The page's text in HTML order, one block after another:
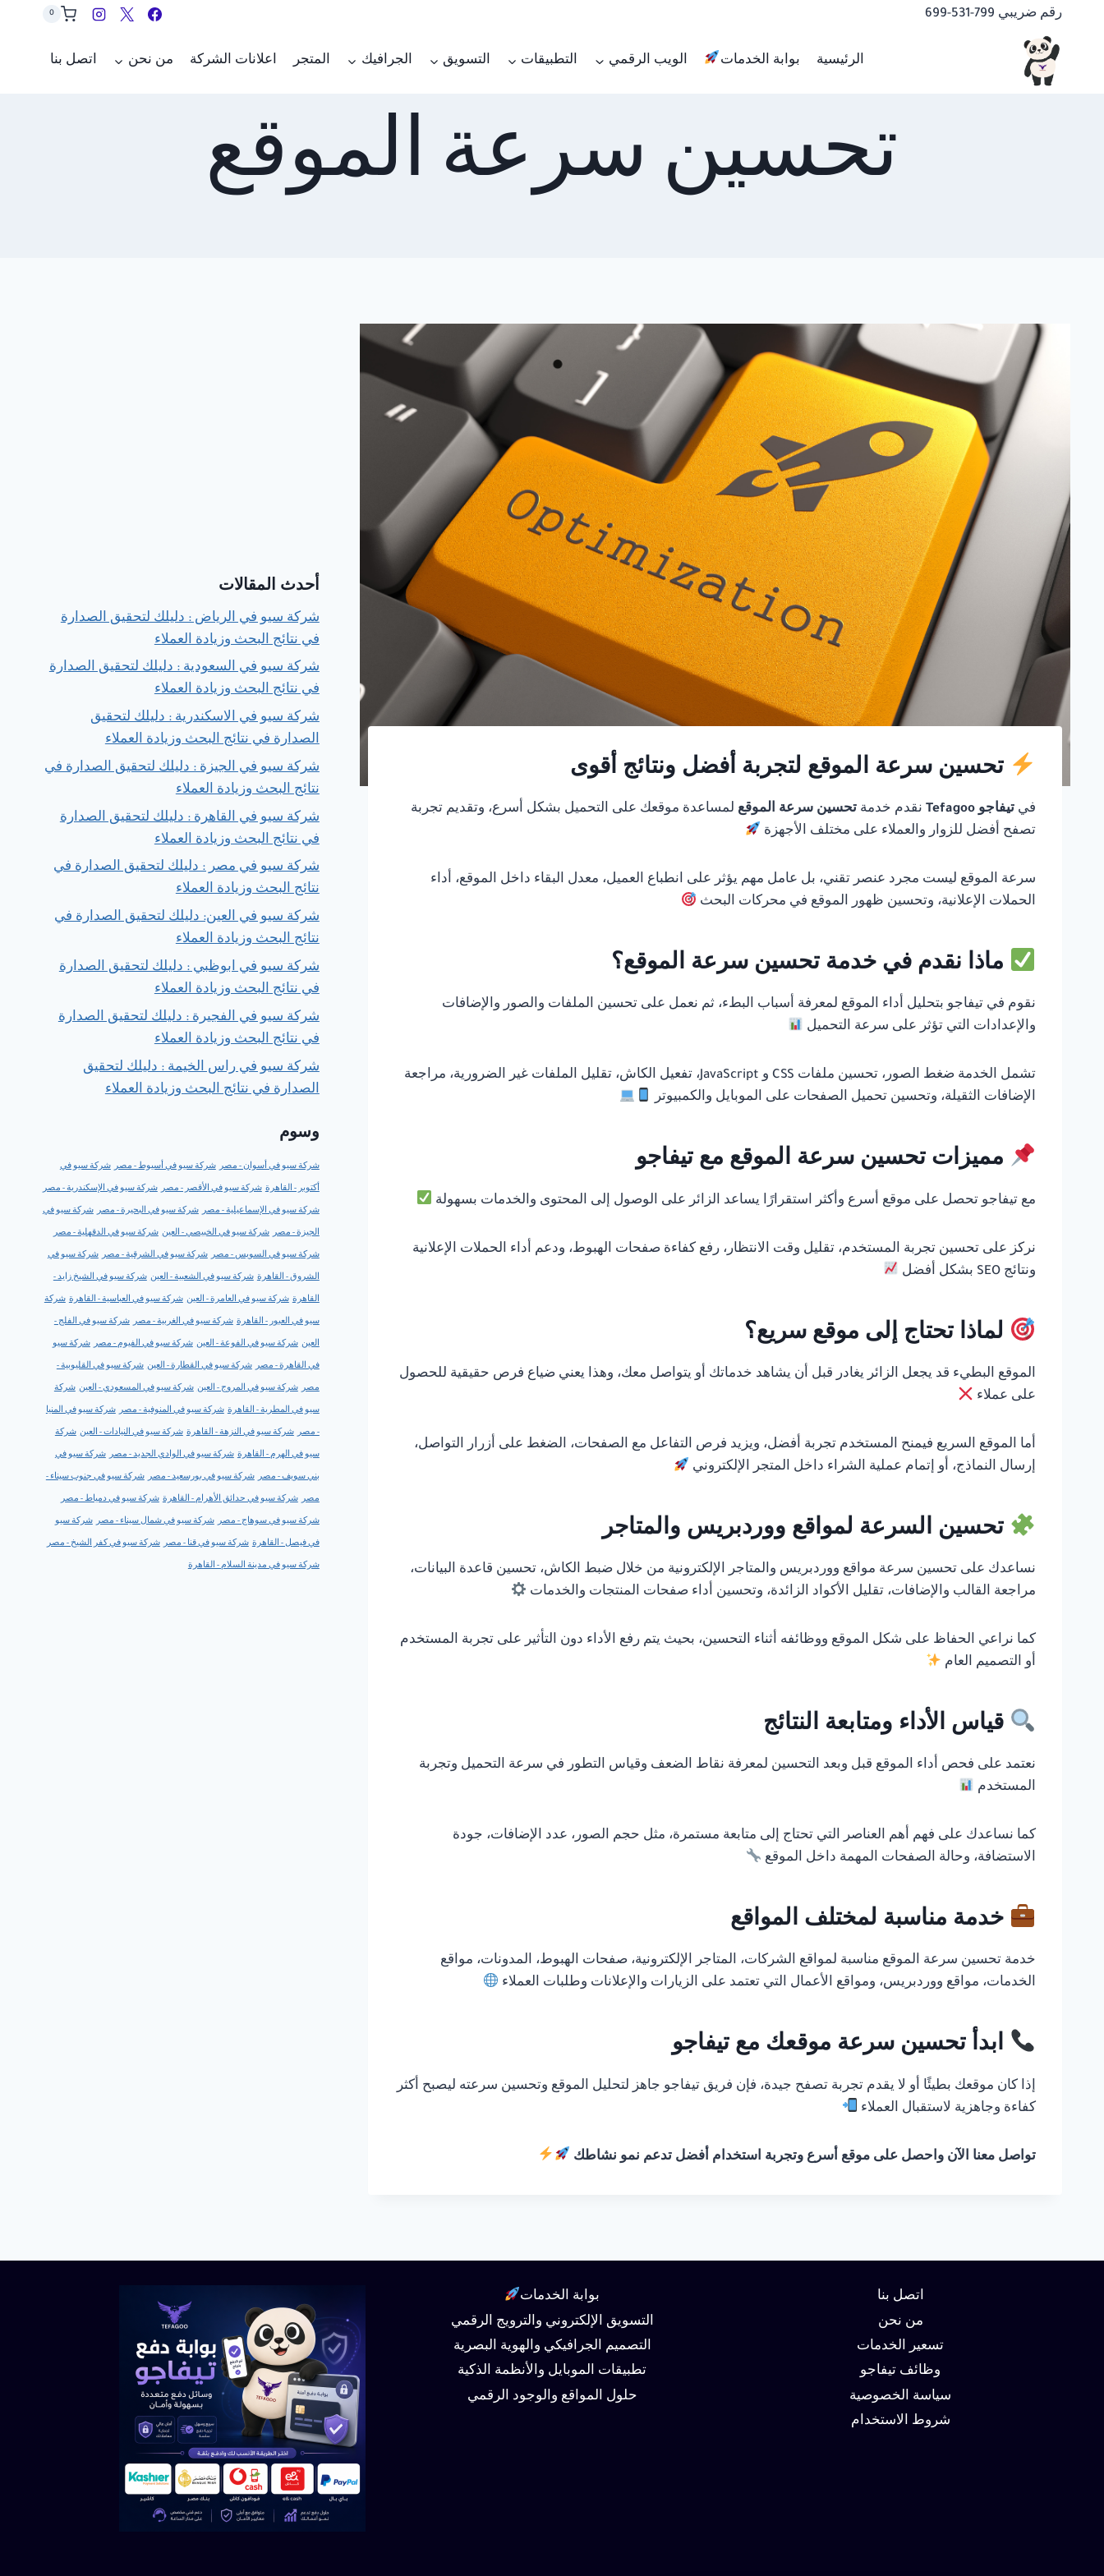
المحتوى
رقم ضريبي 799-531-699 0
الرئيسية بوابة الخدمات الويب الرقمي التطبيقات التسويق الجرافيك المتجر اعلانات الشركة من نحن اتصل بنا
تحسين سرعة الموقع
تحسين سرعة الموقع لتجربة أفضل ونتائج أقوى
فيتيفاجو Tefagoo نقدم خدمةتحسين سرعة الموقع لمساعدة موقعك على التحميل بشكل أسرع، وتقديم تجربة
تصفح أفضل للزوار والعملاء على مختلف الأجهزة
سرعة الموقع ليست مجرد عنصر تقني، بل عامل مهم يؤثر على انطباع العميل، معدل البقاء داخل الموقع، أداء
الحملات الإعلانية، وتحسين ظهور الموقع في محركات البحث
ماذا نقدم في خدمة تحسين سرعة الموقع؟
نقوم في تيفاجو بتحليل أداء الموقع لمعرفة أسباب البطء، ثم نعمل على تحسين الملفات والصور والإضافات
والإعدادات التي تؤثر على سرعة التحميل
تشمل الخدمة ضغط الصور، تحسين ملفات CSS و JavaScript، تفعيل الكاش، تقليل الملفات غير الضرورية، مراجعة
الإضافات الثقيلة، وتحسين تحميل الصفحات على الموبايل والكمبيوتر
مميزات تحسين سرعة الموقع مع تيفاجو
مع تيفاجو تحصل على موقع أسرع وأكثر استقرارًا يساعد الزائر على الوصول إلى المحتوى والخدمات بسهولة
نركز على تحسين تجربة المستخدم، تقليل وقت الانتظار، رفع كفاءة صفحات الهبوط، ودعم أداء الحملات الإعلانية
ونتائج SEO بشكل أفضل
لماذا تحتاج إلى موقع سريع؟
الموقع البطيء قد يجعل الزائر يغادر قبل أن يشاهد خدماتك أو يتواصل معك، وهذا يعني ضياع فرص حقيقية للحصول
على عملاء
أما الموقع السريع فيمنح المستخدم تجربة أفضل، ويزيد فرص التفاعل مع الصفحات، الضغط على أزرار التواصل،
إرسال النماذج، أو إتمام عملية الشراء داخل المتجر الإلكتروني
تحسين السرعة لمواقع ووردبريس والمتاجر
نساعدك على تحسين سرعة مواقع ووردبريس والمتاجر الإلكترونية من خلال ضبط الكاش، تحسين قاعدة البيانات،
مراجعة القالب والإضافات، تقليل الأكواد الزائدة، وتحسين أداء صفحات المنتجات والخدمات
كما نراعي الحفاظ على شكل الموقع ووظائفه أثناء التحسين، بحيث يتم رفع الأداء دون التأثير على تجربة المستخدم
أو التصميم العام
قياس الأداء ومتابعة النتائج
نعتمد على فحص أداء الموقع قبل وبعد التحسين لمعرفة نقاط الضعف وقياس التطور في سرعة التحميل وتجربة
المستخدم
كما نساعدك على فهم أهم العناصر التي تحتاج إلى متابعة مستمرة، مثل حجم الصور، عدد الإضافات، جودة
الاستضافة، وحالة الصفحات المهمة داخل الموقع
خدمة مناسبة لمختلف المواقع
خدمة تحسين سرعة الموقع مناسبة لمواقع الشركات، المتاجر الإلكترونية، صفحات الهبوط، المدونات، مواقع
الخدمات، مواقع ووردبريس، ومواقع الأعمال التي تعتمد على الزيارات والإعلانات وطلبات العملاء
ابدأ تحسين سرعة موقعك مع تيفاجو
إذا كان موقعك بطيئًا أو لا يقدم تجربة تصفح جيدة، فإن فريق تيفاجو جاهز لتحليل الموقع وتحسين سرعته ليصبح أكثر
كفاءة وجاهزية لاستقبال العملاء
تواصل معنا الآن واحصل على موقع أسرع وتجربة استخدام أفضل تدعم نمو نشاطك
أحدث المقالات
شركة سيو في الرياض : دليلك لتحقيق الصدارة
في نتائج البحث وزيادة العملاء
شركة سيو في السعودية : دليلك لتحقيق الصدارة
في نتائج البحث وزيادة العملاء
شركة سيو في الاسكندرية : دليلك لتحقيق
الصدارة في نتائج البحث وزيادة العملاء
شركة سيو في الجيزة : دليلك لتحقيق الصدارة في
نتائج البحث وزيادة العملاء
شركة سيو في القاهرة : دليلك لتحقيق الصدارة
في نتائج البحث وزيادة العملاء
شركة سيو في مصر : دليلك لتحقيق الصدارة في
نتائج البحث وزيادة العملاء
شركة سيو في العين: دليلك لتحقيق الصدارة في
نتائج البحث وزيادة العملاء
شركة سيو في ابوظبي : دليلك لتحقيق الصدارة
في نتائج البحث وزيادة العملاء
شركة سيو في الفجيرة : دليلك لتحقيق الصدارة
في نتائج البحث وزيادة العملاء
شركة سيو في راس الخيمة : دليلك لتحقيق
الصدارة في نتائج البحث وزيادة العملاء
وسوم
شركة سيو في أسوان - مصر شركة سيو في أسيوط - مصر شركة سيو في
أكتوبر - القاهرة شركة سيو في الأقصر - مصر شركة سيو في الإسكندرية - مصر
شركة سيو في الإسماعيلية - مصر شركة سيو في البحيرة - مصر شركة سيو في
الجيزة - مصر شركة سيو في الخبيصي - العين شركة سيو في الدقهلية - مصر
شركة سيو في السويس - مصر شركة سيو في الشرقية - مصر شركة سيو في
الشروق - القاهرة شركة سيو في الشعبية - العين شركة سيو في الشيخ زايد -
القاهرة شركة سيو في العامرة - العين شركة سيو في العباسية - القاهرة شركة
سيو في العبور - القاهرة شركة سيو في الغربية - مصر شركة سيو في الفلج -
العين شركة سيو في الفوعة - العين شركة سيو في الفيوم - مصر شركة سيو
في القاهرة - مصر شركة سيو في القطارة - العين شركة سيو في القليوبية -
مصر شركة سيو في المروج - العين شركة سيو في المسعودي - العين شركة
سيو في المطرية - القاهرة شركة سيو في المنوفية - مصر شركة سيو في المنيا
- مصر شركة سيو في النزهة - القاهرة شركة سيو في النيادات - العين شركة
سيو في الهرم - القاهرة شركة سيو في الوادي الجديد - مصر شركة سيو في
بني سويف - مصر شركة سيو في بورسعيد - مصر شركة سيو في جنوب سيناء -
مصر شركة سيو في حدائق الأهرام - القاهرة شركة سيو في دمياط - مصر
شركة سيو في سوهاج - مصر شركة سيو في شمال سيناء - مصر شركة سيو
في فيصل - القاهرة شركة سيو في قنا - مصر شركة سيو في كفر الشيخ - مصر
شركة سيو في مدينة السلام - القاهرة
اتصل بنا
من نحن
تسعير الخدمات
وظائف تيفاجو
سياسة الخصوصية
شروط الاستخدام
بوابة الخدمات
التسويق الإلكتروني والترويج الرقمي
التصميم الجرافيكي والهوية البصرية
تطبيقات الموبايل والأنظمة الذكية
حلول المواقع والوجود الرقمي